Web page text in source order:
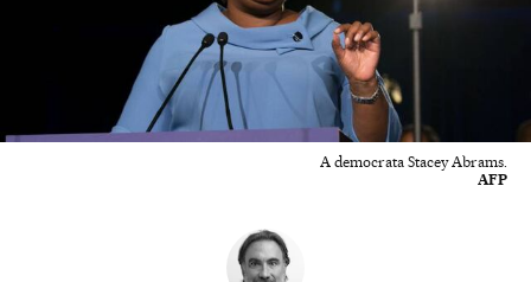
A democrata Stacey Abrams.
AFP